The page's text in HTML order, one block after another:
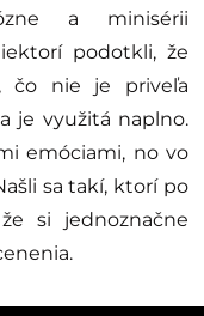
a minisérii
podotkli, že
čo nie je priveľa
je využitá naplno.
emóciami, no vo
sa takí, ktorí po
si jednoznačne